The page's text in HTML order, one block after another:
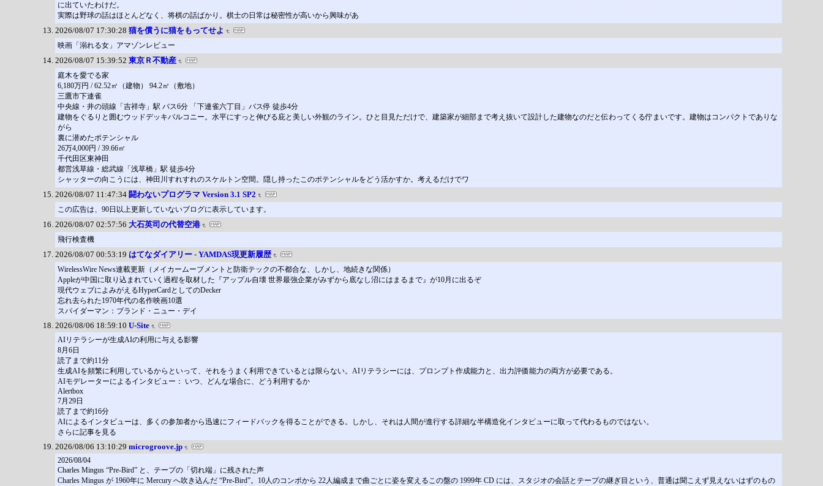
に出ていたわけだ。
実際は野球の話はほとんどなく、将棋の話ばかり。棋士の日常は秘密性が高いから興味があ
2026/08/07 17:30:28 猫を償うに猫をもってせよ
映画「溺れる女」アマゾンレビュー
2026/08/07 15:39:52 東京Ｒ不動産
庭木を愛でる家
6,180万円 / 62.52㎡（建物） 94.2㎡（敷地）
三鷹市下連雀
中央線・井の頭線「吉祥寺」駅 バス6分 「下連雀六丁目」バス停 徒歩4分
建物をぐるりと囲むウッドデッキバルコニー。水平にすっと伸びる庇と美しい外観のライン。ひと目見ただけで、建築家が細部まで考え抜いて設計した建物なのだと伝わってくる佇まいです。建物はコンパクトでありな
がら
裏に潜めたポテンシャル
26万4,000円 / 39.66㎡
千代田区東神田
都営浅草線・総武線「浅草橋」駅 徒歩4分
シャッターの向こうには、神田川すれすれのスケルトン空間。隠し持ったこのポテンシャルをどう活かすか。考えるだけでワ
2026/08/07 11:47:34 闘わないプログラマ Version 3.1 SP2
この広告は、90日以上更新していないブログに表示しています。
2026/08/07 02:57:56 大石英司の代替空港
飛行検査機
2026/08/07 00:53:19 はてなダイアリー - YAMDAS現更新履歴
WirelessWire News連載更新（メイカームーブメントと防衛テックの不都合な、しかし、地続きな関係）
Appleが中国に取り込まれていく過程を取材した『アップル自壊 世界最強企業がみずから底なし沼にはまるまで』が10月に出るぞ
現代ウェブによみがえるHyperCardとしてのDecker
忘れ去られた1970年代の名作映画10選
スパイダーマン：ブランド・ニュー・デイ
2026/08/06 18:59:10 U-Site
AIリテラシーが生成AIの利用に与える影響
8月6日
読了まで約11分
生成AIを頻繁に利用しているからといって、それをうまく利用できているとは限らない。AIリテラシーには、プロンプト作成能力と、出力評価能力の両方が必要である。
AIモデレーターによるインタビュー： いつ、どんな場合に、どう利用するか
Alertbox
7月29日
読了まで約16分
AIによるインタビューは、多くの参加者から迅速にフィードバックを得ることができる。しかし、それは人間が進行する詳細な半構造化インタビューに取って代わるものではない。
さらに記事を見る
2026/08/06 13:10:29 microgroove.jp
2026/08/04
Charles Mingus “Pre-Bird” と、テープの「切れ端」に残された声
Charles Mingus が 1960年に Mercury へ吹き込んだ “Pre-Bird”。10人のコンボから 22人編成まで曲ごとに姿を変えるこの盤の 1999年 CD には、スタジオの会話とテープの継ぎ目という、普通は聞こえず見えないはずのもの